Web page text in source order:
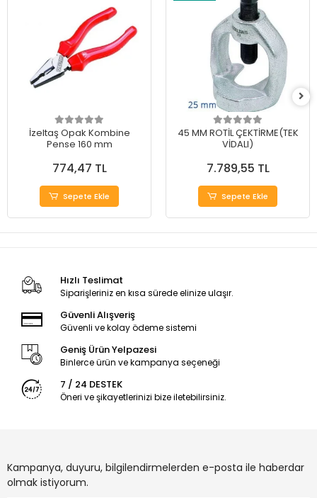
İzeltaş Opak Kombine
Pense 160 mm
774,47 TL
Sepete Ekle
45 MM ROTİL ÇEKTİRME(TEK
VİDALI)
7.789,55 TL
Sepete Ekle
Hızlı Teslimat
Siparişleriniz en kısa sürede elinize ulaşır.
Güvenli Alışveriş
Güvenli ve kolay ödeme sistemi
Geniş Ürün Yelpazesi
Binlerce ürün ve kampanya seçeneği
7 / 24 DESTEK
Öneri ve şikayetlerinizi bize iletebilirsiniz.
Kampanya, duyuru, bilgilendirmelerden e-posta ile haberdar
olmak istiyorum.